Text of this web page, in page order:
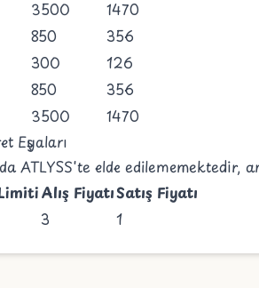
3500
1470
850
356
300
126
850
356
3500
1470
Eşyaları
ATLYSS'te elde
LimitiAlış FiyatıSatış Fiyatı
3 1